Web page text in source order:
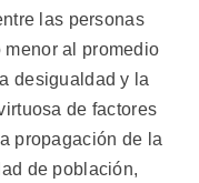
las personas
al promedio
desigualdad y la
de factores
propagación de la
de población,